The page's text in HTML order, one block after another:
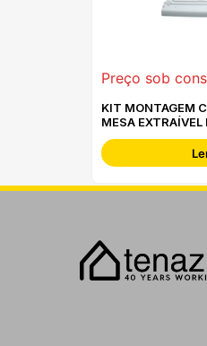
Preço sob
KIT MONTAGEM
MESA